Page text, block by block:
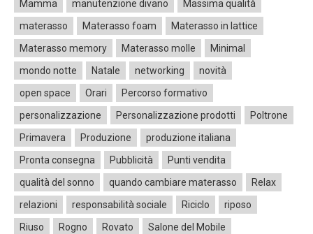
Mamma manutenzione divano
Massima qualità
materasso
Materasso foam
Materasso in lattice
Materasso memory
Materasso molle
Minimal
mondo notte
Natale networking
novità
open space
Orari
Percorso formativo
personalizzazione
Personalizzazione prodotti
Poltrone
Primavera
Produzione
produzione italiana
Pronta consegna
Pubblicità
Punti vendita
qualità del sonno
quando cambiare materasso
Relax
relazioni
responsabilità sociale Riciclo
riposo
Riuso
Rogno Rovato
Salone del Mobile